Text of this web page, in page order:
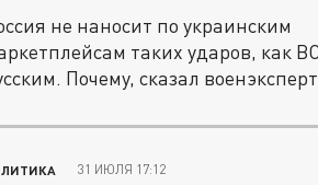
не наносит по украинским
таких ударов, как
Почему, сказал
31 ИЮЛЯ 17:12